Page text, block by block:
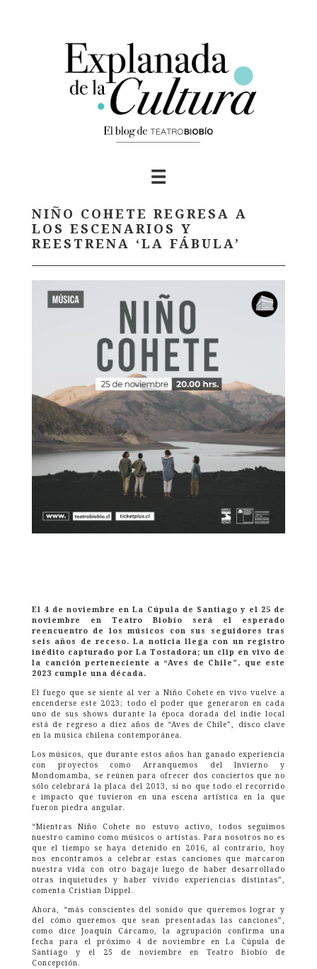
NIÑO COHETE REGRESA A
LOS ESCENARIOS Y
REESTRENA ‘LA FÁBULA’
El 4 de noviembre en La Cúpula de Santiago y el 25 de
noviembre en Teatro Biobío será el esperado
reencuentro de los músicos con sus seguidores tras
seis años de receso. La noticia llega con un registro
inédito capturado por La Tostadora; un clip en vivo de
la canción perteneciente a “Aves de Chile”, que este
2023 cumple una década.
El fuego que se siente al ver a Niño Cohete en vivo vuelve a
encenderse este 2023; todo el poder que generaron en cada
uno de sus shows durante la época dorada del indie local
está de regreso a diez años de “Aves de Chile”, disco clave
en la música chilena contemporánea.
Los músicos, que durante estos años han ganado experiencia
con proyectos como Arranquemos del Invierno y
Mondomamba, se reúnen para ofrecer dos conciertos que no
sólo celebrará la placa del 2013, si no que todo el recorrido
e impacto que tuvieron en una escena artística en la que
fueron piedra angular.
“Mientras Niño Cohete no estuvo activo, todos seguimos
nuestro camino como músicos o artistas. Para nosotros no es
que el tiempo se haya detenido en 2016, al contrario, hoy
nos encontramos a celebrar estas canciones que marcaron
nuestra vida con otro bagaje luego de haber desarrollado
otras inquietudes y haber vivido experiencias distintas”,
comenta Cristian Dippel.
Ahora, “más conscientes del sonido que queremos lograr y
del cómo queremos que sean presentadas las canciones”,
como dice Joaquín Cárcamo, la agrupación confirma una
fecha para el próximo 4 de noviembre en La Cúpula de
Santiago y el 25 de noviembre en Teatro Biobío de
Concepción.